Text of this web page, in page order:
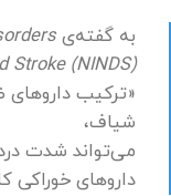
به گفته‌ی
Stroke (NINDS)
«ترکیب داروهای
شیاف،
داروهای